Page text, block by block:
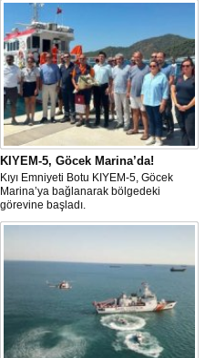
KIYEM-5, Göcek Marina’da!
Kıyı Emniyeti Botu KIYEM-5, Göcek
Marina’ya bağlanarak bölgedeki
görevine başladı.